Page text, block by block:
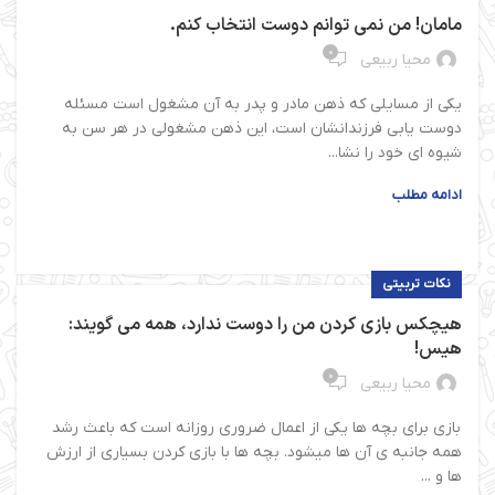
مامان! من نمی توانم دوست انتخاب کنم.
محیا ربیعی 0
یکی از مسایلی که ذهن مادر و پدر به آن مشغول است مسئله
دوست یابی فرزندانشان است، این ذهن مشغولی در هر سن به
شیوه ای خود را نشا...
ادامه مطلب
نکات تربیتی
هیچکس بازی کردن من را دوست ندارد، همه می گویند:
هیس!
محیا ربیعی 0
بازی برای بچه ها یکی از اعمال ضروری روزانه است که باعث رشد
همه جانبه ی آن ها میشود. بچه ها با بازی کردن بسیاری از ارزش
ها و ...